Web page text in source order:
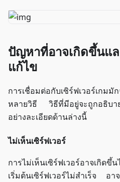
ปัญหาที่อาจเกิดขึ้นแ
แก้ไข
การเชื่อมต่อกับเซิร์ฟเวอร์เกมมั
หลายวิธี วิธีที่มีอยู่จะถูกอธิบา
อย่างละเอียดด้านล่างนี้
ไม่เห็นเซิร์ฟเวอร์
การไม่เห็นเซิร์ฟเวอร์อาจเกิดขึ้
เริ่มต้นเซิร์ฟเวอร์ไม่สำเร็จ อา